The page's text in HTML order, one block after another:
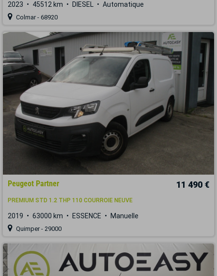
2023 45512 km DIESEL Automatique
Colmar - 68920
Peugeot Partner 11 490 €
PREMIUM STD 1.2 THP 110 COURROIE NEUVE
2019 63000 km ESSENCE Manuelle
Quimper - 29000